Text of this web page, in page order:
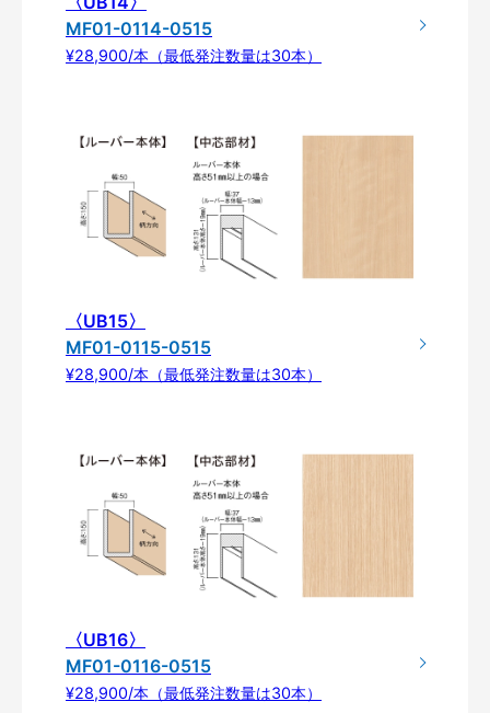
MF01-0114-0515
¥28,900/本（最低発注数量は30本）
〈UB15〉
MF01-0115-0515
¥28,900/本（最低発注数量は30本）
〈UB16〉
MF01-0116-0515
¥28,900/本（最低発注数量は30本）